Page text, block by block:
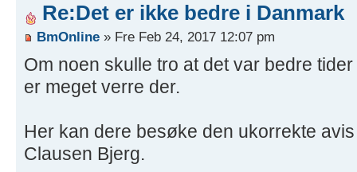
Re:Det er ikke bedre i Danmark
BmOnline » Fre Feb 24, 2017 12:07 pm
Om noen skulle tro at det var bedre
er meget verre der.
Her kan dere besøke den ukorrekte
Clausen Bjerg.